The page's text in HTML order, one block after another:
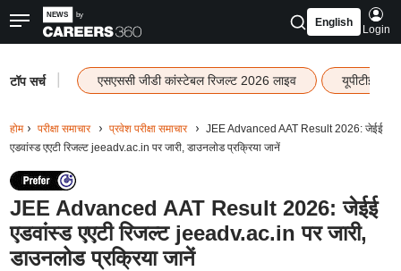
English
Login
टॉप सर्च एसएससी जीडी कांस्टेबल रिजल्ट 2026 लाइव यूपीटीईटी
होम परीक्षा समाचार प्रवेश परीक्षा समाचार
JEE Advanced AAT Result 2026: जेईई
एडवांस्ड एएटी रिजल्ट jeeadv.ac.in पर जारी, डाउनलोड प्रक्रिया जानें
JEE Advanced AAT Result 2026: जेईई
एडवांस्ड एएटी रिजल्ट jeeadv.ac.in पर जारी,
डाउनलोड प्रक्रिया जानें